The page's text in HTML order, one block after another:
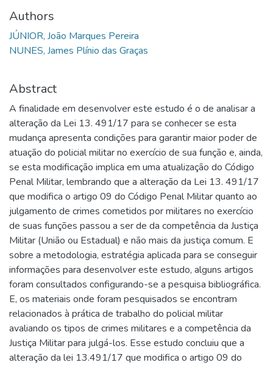
Authors
JÚNIOR, João Marques Pereira
NUNES, James Plínio das Graças
Abstract
A finalidade em desenvolver este estudo é o de analisar a
alteração da Lei 13. 491/17 para se conhecer se esta
mudança apresenta condições para garantir maior poder de
atuação do policial militar no exercício de sua função e, ainda,
se esta modificação implica em uma atualização do Código
Penal Militar, lembrando que a alteração da Lei 13. 491/17
que modifica o artigo 09 do Código Penal Militar quanto ao
julgamento de crimes cometidos por militares no exercício
de suas funções passou a ser de da competência da Justiça
Militar (União ou Estadual) e não mais da justiça comum. E
sobre a metodologia, estratégia aplicada para se conseguir
informações para desenvolver este estudo, alguns artigos
foram consultados configurando-se a pesquisa bibliográfica.
E, os materiais onde foram pesquisados se encontram
relacionados à prática de trabalho do policial militar
avaliando os tipos de crimes militares e a competência da
Justiça Militar para julgá-los. Esse estudo concluiu que a
alteração da lei 13.491/17 que modifica o artigo 09 do